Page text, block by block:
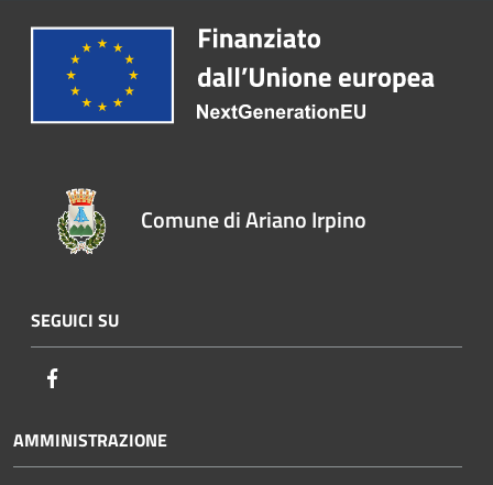
Comune di Ariano Irpino
SEGUICI SU
AMMINISTRAZIONE